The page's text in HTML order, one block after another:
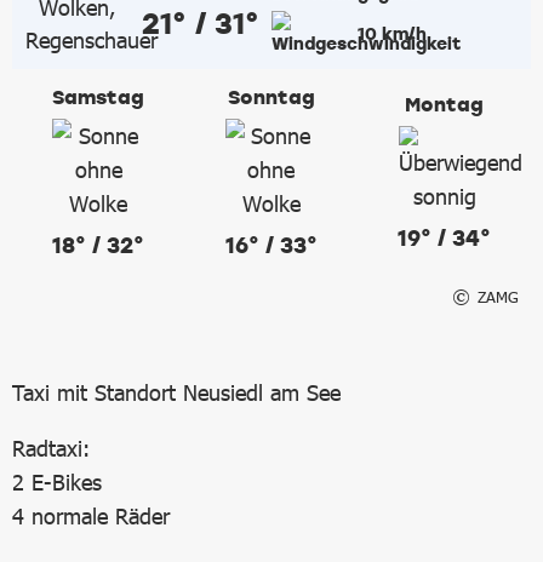
21° / 31° 10 km/h
Samstag
18° / 32°
Sonntag
16° / 33°
Montag
19° / 34°
ZAMG
Taxi mit Standort Neusiedl am See
Radtaxi:
2 E-Bikes
4 normale Räder